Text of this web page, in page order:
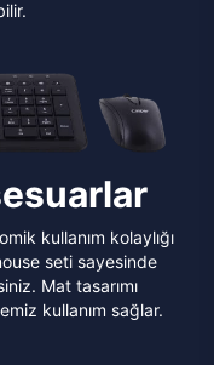
kullanım kolaylığı
seti sayesinde
Mat tasarımı
kullanım sağlar.